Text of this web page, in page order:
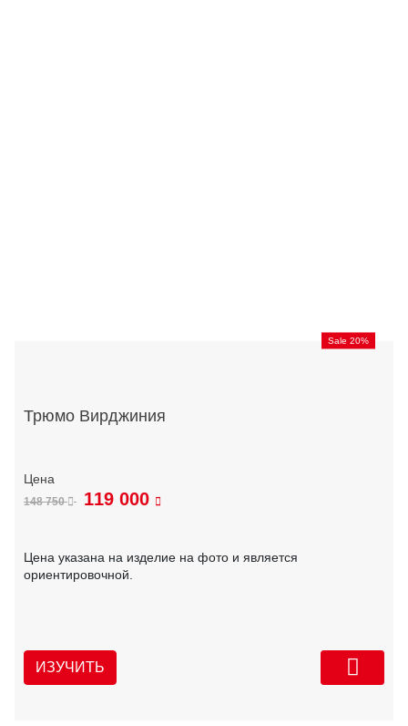
Sale 20%
Трюмо Вирджиния
148 750 119 000
Цена указана на изделие на фото и является
ориентировочной.
ИЗУЧИТЬ